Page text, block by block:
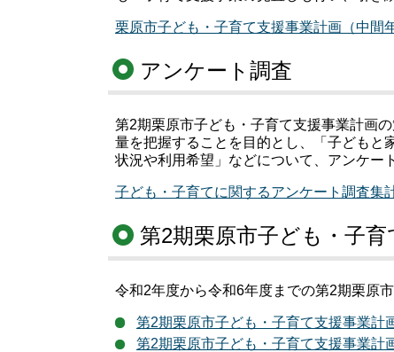
栗原市子ども・子育て支援事業計画（中間
アンケート調査
第2期栗原市子ども・子育て支援事業計画
量を把握することを目的とし、「子どもと
状況や利用希望」などについて、アンケー
子ども・子育てに関するアンケート調査集
第2期栗原市子ども・子育
令和2年度から令和6年度までの第2期栗原
第2期栗原市子ども・子育て支援事業計
第2期栗原市子ども・子育て支援事業計